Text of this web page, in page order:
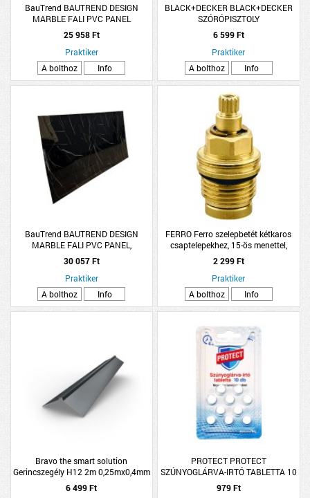
BauTrend BAUTREND DESIGN
MARBLE FALI PVC PANEL
1,22X2,8M MARMO, FÉNYES
FELÜLETŰ
25 958 Ft
Praktiker
A bolthoz
Info
BLACK+DECKER BLACK+DECKER
SZÓRÓPISZTOLY
6 599 Ft
Praktiker
A bolthoz
Info
BauTrend BAUTREND DESIGN
MARBLE FALI PVC PANEL,
1,22X2,8M, NERO, FÉNYES FELÜLETŰ
30 057 Ft
Praktiker
A bolthoz
Info
FERRO Ferro szelepbetét kétkaros
csaptelepekhez, 15-ös menettel,
sárgaréz
2 299 Ft
Praktiker
A bolthoz
Info
Bravo the smart solution
Gerincszegély H12 2m 0,25mx0,4mm
fényes RAL 7016 grafit
6 499 Ft
PROTECT PROTECT
SZÚNYOGLÁRVA-IRTÓ TABLETTA 10
DARABOS
979 Ft